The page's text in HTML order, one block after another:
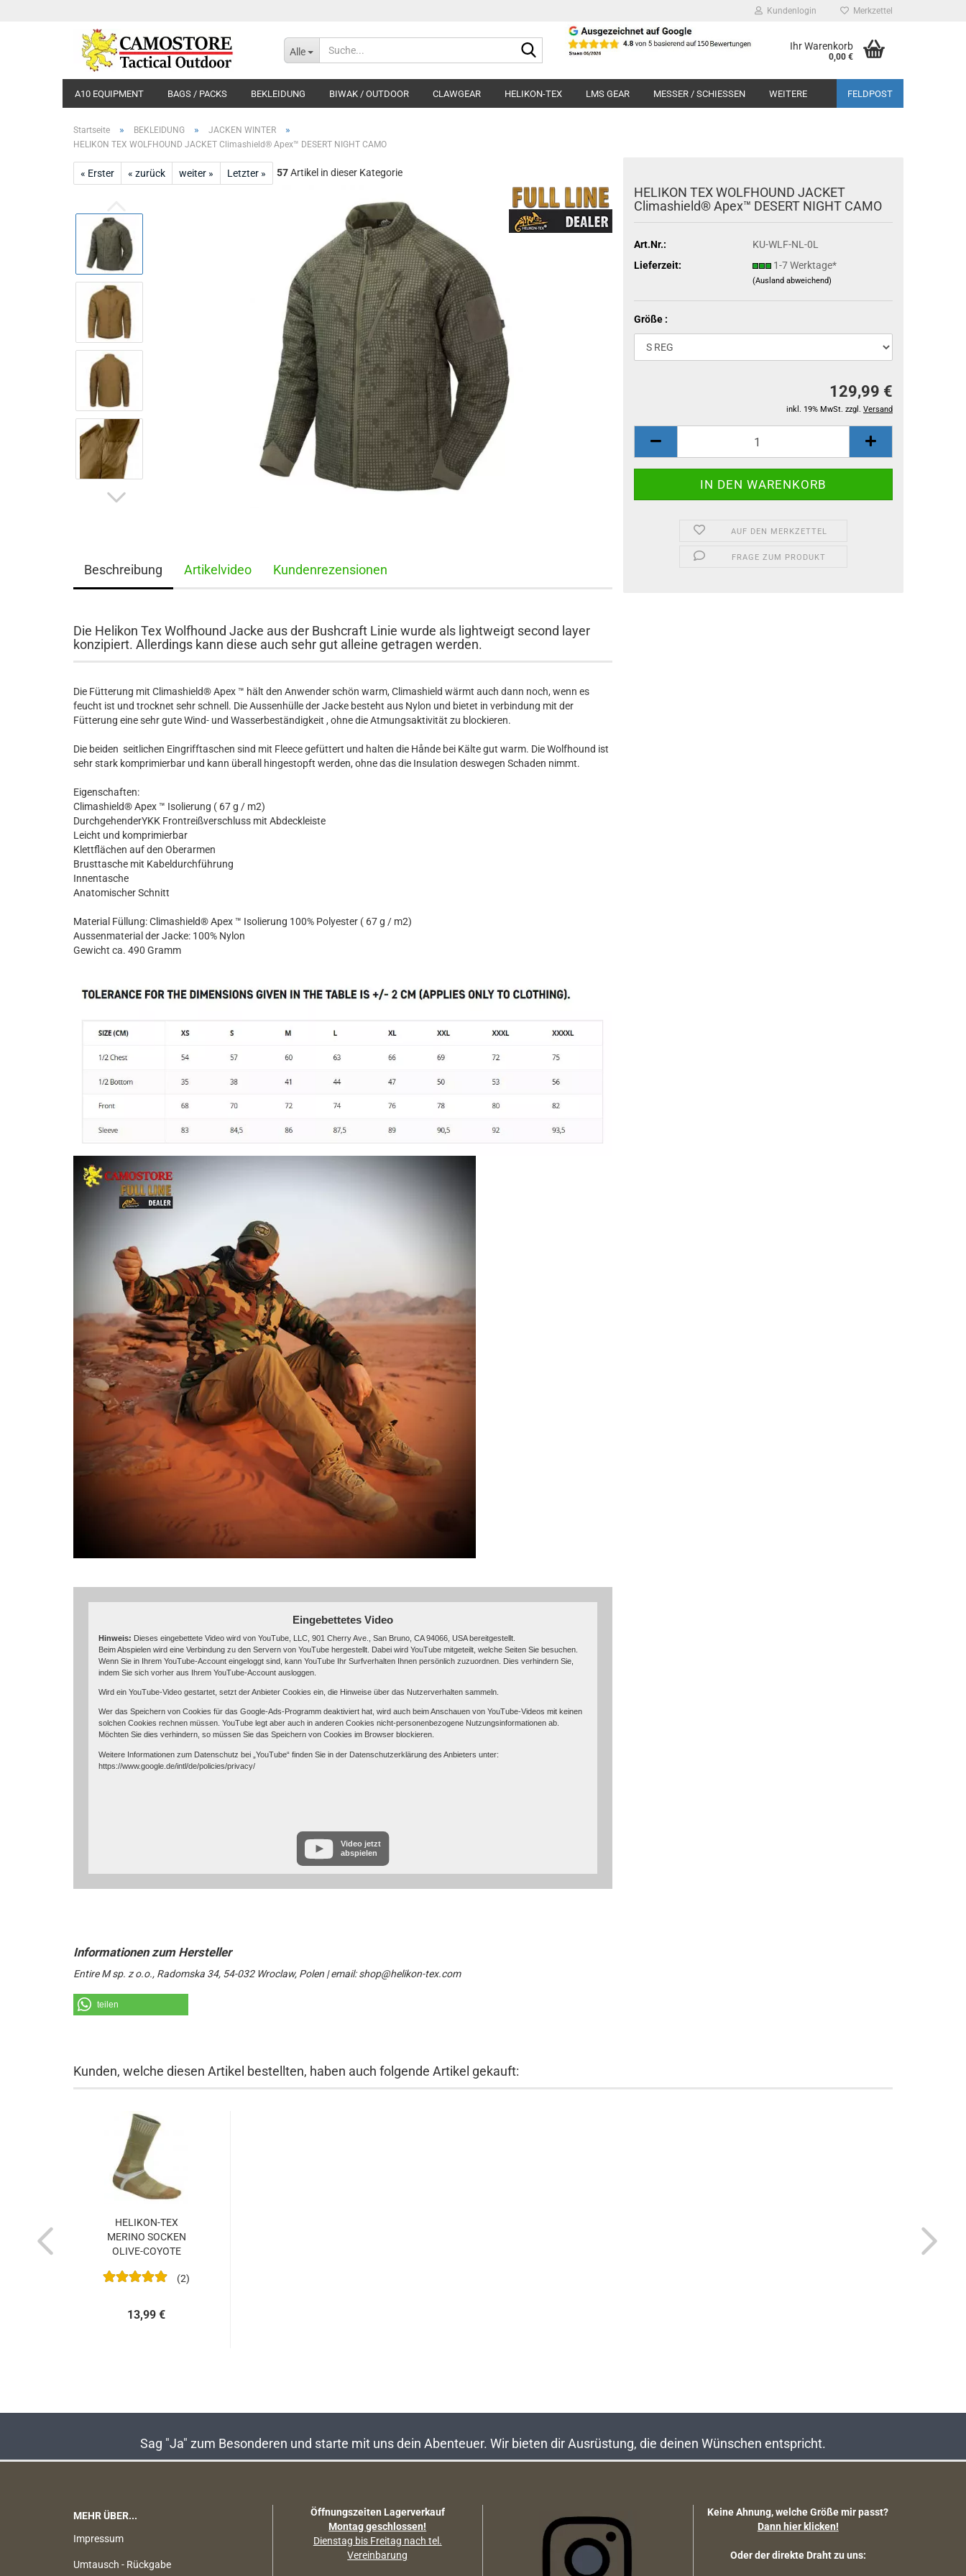
Kundenlogin Merkzettel
Alle
Suche... Ihr Warenkorb
0,00 €
A10 EQUIPMENT BAGS / PACKS BEKLEIDUNG BIWAK / OUTDOOR CLAWGEAR HELIKON-TEX LMS GEAR MESSER / SCHIESSEN FELDPOST
WEITERE
Startseite » BEKLEIDUNG » JACKEN WINTER »
HELIKON TEX WOLFHOUND JACKET Climashield® Apex™ DESERT NIGHT CAMO
« Erster « zurück weiter » Letzter » 57Artikel in dieser Kategorie
HELIKON TEX WOLFHOUND JACKET
Climashield® Apex™ DESERT NIGHT CAMO
Art.Nr.:
KU-WLF-NL-0L
Lieferzeit:
1-7 Werktage*
(Ausland abweichend)
Größe :
129,99 €
inkl. 19% MwSt. zzgl. Versand
AUF DEN MERKZETTEL
FRAGE ZUM PRODUKT
Beschreibung Artikelvideo Kundenrezensionen
Die Helikon Tex Wolfhound Jacke aus der Bushcraft Linie wurde als lightweigt second layer
konzipiert. Allerdings kann diese auch sehr gut alleine getragen werden.
Die Fütterung mit Climashield® Apex ™ hält den Anwender schön warm, Climashield wärmt auch dann noch, wenn es
feucht ist und trocknet sehr schnell. Die Aussenhülle der Jacke besteht aus Nylon und bietet in verbindung mit der
Fütterung eine sehr gute Wind- und Wasserbeständigkeit , ohne die Atmungsaktivität zu blockieren.
Die beiden seitlichen Eingrifftaschen sind mit Fleece gefüttert und halten die Hånde bei Kälte gut warm. Die Wolfhound ist
sehr stark komprimierbar und kann überall hingestopft werden, ohne das die Insulation deswegen Schaden nimmt.
Eigenschaften:
Climashield® Apex ™ Isolierung ( 67 g / m2)
DurchgehenderYKK Frontreißverschluss mit Abdeckleiste
Leicht und komprimierbar
Klettflächen auf den Oberarmen
Brusttasche mit Kabeldurchführung
Innentasche
Anatomischer Schnitt
Material Füllung: Climashield® Apex ™ Isolierung 100% Polyester ( 67 g / m2)
Aussenmaterial der Jacke: 100% Nylon
Gewicht ca. 490 Gramm
Eingebettetes Video
Hinweis: Dieses eingebettete Video wird von YouTube, LLC, 901 Cherry Ave., San Bruno, CA 94066, USA bereitgestellt.
Beim Abspielen wird eine Verbindung zu den Servern von YouTube hergestellt. Dabei wird YouTube mitgeteilt, welche Seiten Sie besuchen.
Wenn Sie in Ihrem YouTube-Account eingeloggt sind, kann YouTube Ihr Surfverhalten Ihnen persönlich zuzuordnen. Dies verhindern Sie,
indem Sie sich vorher aus Ihrem YouTube-Account ausloggen.
Wird ein YouTube-Video gestartet, setzt der Anbieter Cookies ein, die Hinweise über das Nutzerverhalten sammeln.
Wer das Speichern von Cookies für das Google-Ads-Programm deaktiviert hat, wird auch beim Anschauen von YouTube-Videos mit keinen
solchen Cookies rechnen müssen. YouTube legt aber auch in anderen Cookies nicht-personenbezogene Nutzungsinformationen ab.
Möchten Sie dies verhindern, so müssen Sie das Speichern von Cookies im Browser blockieren.
Weitere Informationen zum Datenschutz bei „YouTube“ finden Sie in der Datenschutzerklärung des Anbieters unter:
https://www.google.de/intl/de/policies/privacy/
Video jetzt
abspielen
Entire M sp. z o.o., Radomska 34, 54-032 Wroclaw, Polen | email: shop@helikon-tex.com
teilen
Kunden, welche diesen Artikel bestellten, haben auch folgende Artikel gekauft:
HELIKON-TEX
MERINO SOCKEN
OLIVE-COYOTE
2
13,99 €
Sag "Ja" zum Besonderen und starte mit uns dein Abenteuer. Wir bieten dir Ausrüstung, die deinen Wünschen entspricht.
MEHR ÜBER...
Impressum
Umtausch - Rückgabe
Öffnungszeiten Lagerverkauf
Montag geschlossen!
Dienstag bis Freitag nach tel.
Vereinbarung
Keine Ahnung, welche Größe mir passt?
Dann hier klicken!
Oder der direkte Draht zu uns: